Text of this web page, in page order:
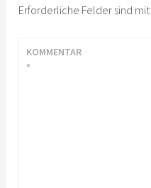
Erforderliche Felder sind mit
KOMMENTAR
*